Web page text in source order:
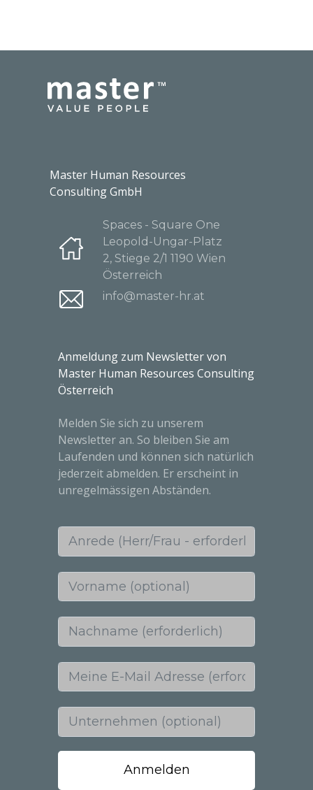
Master Human Resources
Consulting GmbH
Spaces - Square One
Leopold-Ungar-Platz
2, Stiege 2/1 1190 Wien
Österreich
info@master-hr.at
Anmeldung zum Newsletter von
Master Human Resources Consulting
Österreich
Melden Sie sich zu unserem
Newsletter an. So bleiben Sie am
Laufenden und können sich natürlich
jederzeit abmelden. Er erscheint in
unregelmässigen Abständen.